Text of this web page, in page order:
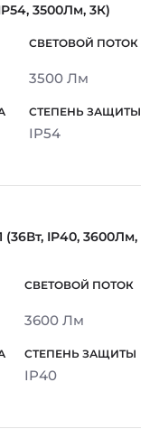
3500Лм, 3К)
3500 Лм
IP54
IP40, 3600Лм,
3600 Лм
IP40